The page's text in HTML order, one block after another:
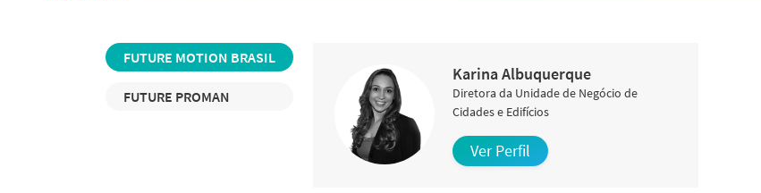
FUTURE MOTION BRASIL
FUTURE PROMAN
Karina Albuquerque
Diretora da Unidade de Negócio de
Cidades e Edifícios
Ver Perfil